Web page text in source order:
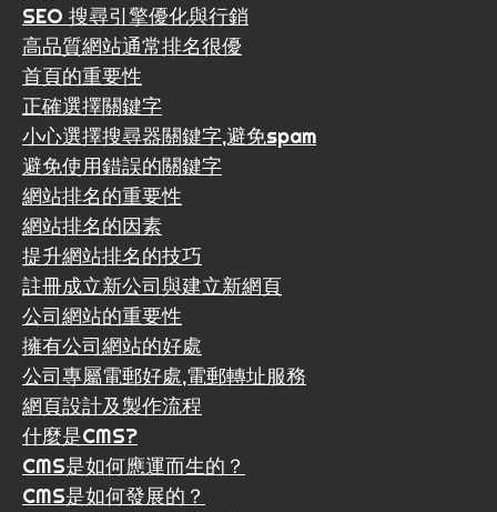
SEO 搜尋引擎優化與行銷
高品質網站通常排名很優
首頁的重要性
正確選擇關鍵字
小心選擇搜尋器關鍵字,避免spam
避免使用錯誤的關鍵字
網站排名的重要性
網站排名的因素
提升網站排名的技巧
註冊成立新公司與建立新網頁
公司網站的重要性
擁有公司網站的好處
公司專屬電郵好處,電郵轉址服務
網頁設計及製作流程
什麼是CMS?
CMS是如何應運而生的？
CMS是如何發展的？